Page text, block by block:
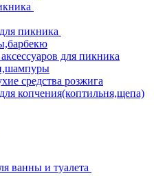
пикника
для пикника
средства розжига
копчения(коптильня,щепа)
ванны и туалета